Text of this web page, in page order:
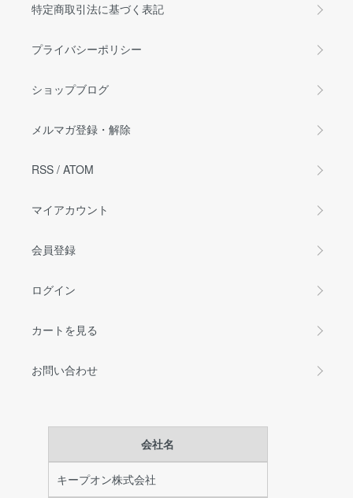
特定商取引法に基づく表記
プライバシーポリシー
ショップブログ
メルマガ登録・解除
RSS / ATOM
マイアカウント
会員登録
ログイン
カートを見る
お問い合わせ
会社名
キープオン株式会社